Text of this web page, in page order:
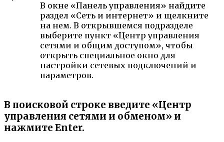
В окне «Панель управления» найдите
раздел «Сеть и интернет» и щелкните
на нем. В открывшемся подразделе
выберите пункт «Центр управления
сетями и общим доступом», чтобы
открыть специальное окно для
настройки сетевых подключений и
параметров.
В поисковой строке введите «Центр
управления сетями и обменом» и
нажмите Enter.